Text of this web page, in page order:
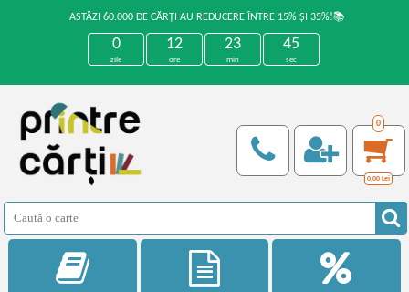
ASTĂZI 60.000 DE CĂRȚI AU REDUCERE ÎNTRE 15% ȘI 35%!📚
0
zile
12
ore
23
min
45
sec
0
0,00 Lei